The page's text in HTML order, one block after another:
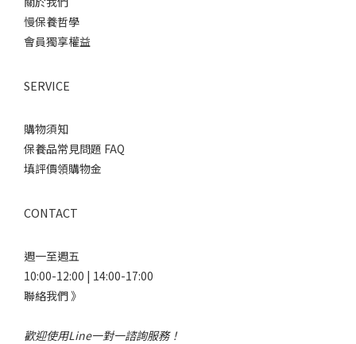
慢保養哲學
會員獨享權益
SERVICE
購物須知
保養品常見問題 FAQ
填評價領購物金
CONTACT
週一至週五
10:00-12:00 | 14:00-17:00
聯絡我們 》
歡迎使用Line一對一諮詢服務！